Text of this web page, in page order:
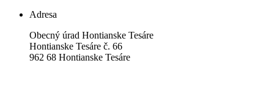
Adresa
Obecný úrad Hontianske Tesáre
Hontianske Tesáre č. 66
962 68 Hontianske Tesáre